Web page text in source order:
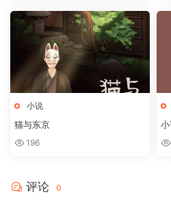
小说
猫与东京
196
评论 0